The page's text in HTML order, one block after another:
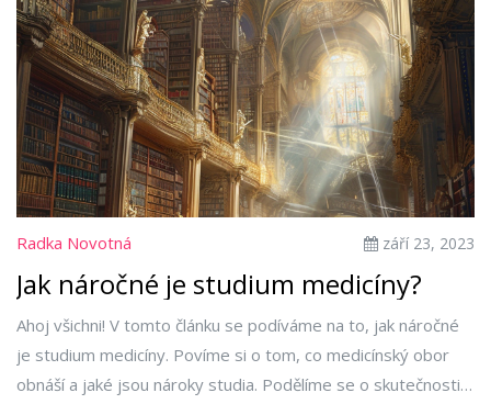
Radka Novotná září 23, 2023
Jak náročné je studium medicíny?
Ahoj všichni! V tomto článku se podíváme na to, jak náročné
je studium medicíny. Povíme si o tom, co medicínský obor
obnáší a jaké jsou nároky studia. Podělíme se o skutečnosti,